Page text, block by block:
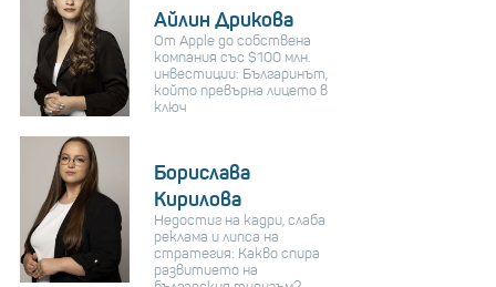
Айлин Дрикова
От Apple до собствена
компания със $100 млн.
инвестиции: Българинът,
който превърна лицето в
ключ
Борислава
Кирилова
Недостиг на кадри, слаба
реклама и липса на
стратегия: Какво спира
развитието на